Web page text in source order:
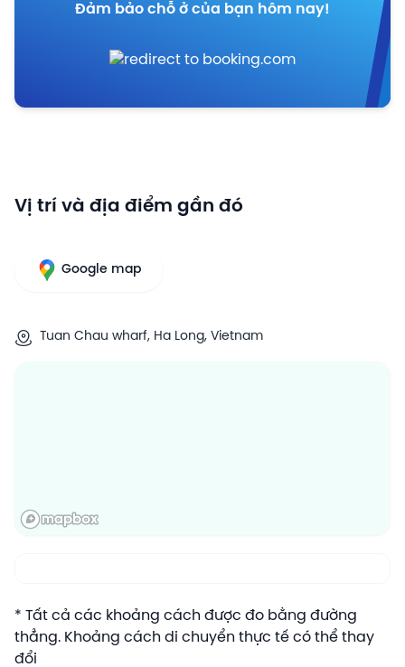
Đảm bảo chỗ ở của bạn hôm nay!
Vị trí và địa điểm gần đó
Google map
Tuan Chau wharf, Ha Long, Vietnam
* Tất cả các khoảng cách được đo bằng đường
thẳng. Khoảng cách di chuyển thực tế có thể thay
đổi